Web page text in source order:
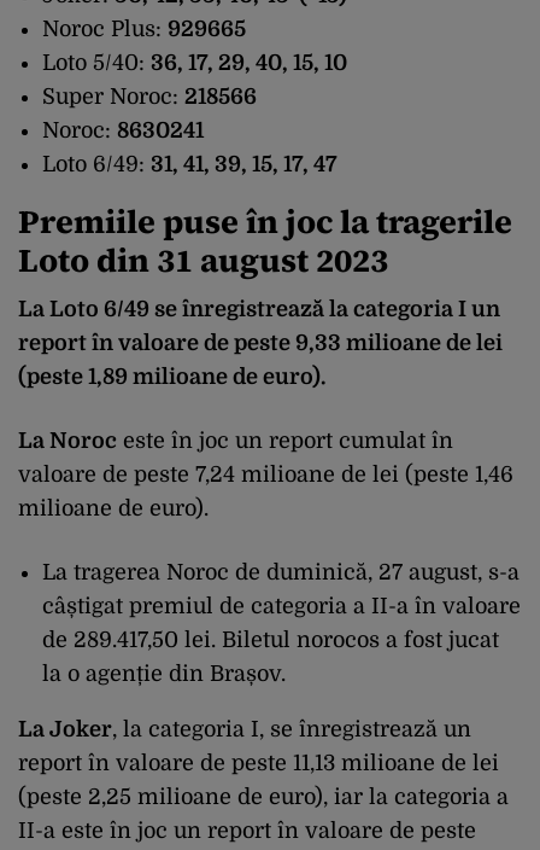
Noroc Plus: 929665
Loto 5/40: 36, 17, 29, 40, 15, 10
Super Noroc: 218566
Noroc: 8630241
Loto 6/49: 31, 41, 39, 15, 17, 47
Premiile puse în joc la tragerile
Loto din31 august2023
La Loto 6/49 se înregistrează la categoria I un
report în valoare de peste 9,33 milioane de lei
(peste 1,89 milioane de euro).
La Noroc este în joc un report cumulat în
valoare de peste 7,24 milioane de lei (peste 1,46
milioane de euro).
La tragerea Noroc de duminică, 27 august, s-a
câștigat premiul de categoria a II-a în valoare
de 289.417,50 lei. Biletul norocos a fost jucat
la o agenție din Brașov.
La Joker, la categoria I, se înregistrează un
report în valoare de peste 11,13 milioane de lei
(peste 2,25 milioane de euro), iar la categoria a
II-a este în joc un report în valoare de peste